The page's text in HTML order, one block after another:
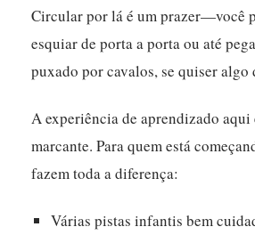
Circular por lá é um prazer—você
esquiar de porta a porta ou até
puxado por cavalos, se quiser algo
A experiência de aprendizado aqui
marcante. Para quem está
fazem toda a diferença:
Várias pistas infantis bem